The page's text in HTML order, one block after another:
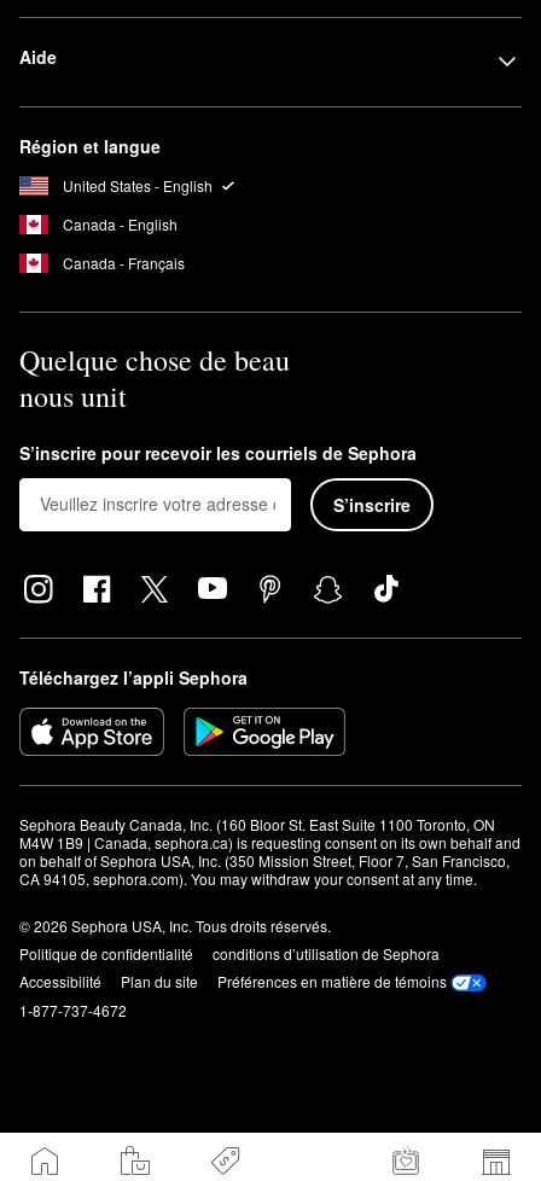
Aide
Région et langue
United States - English
Canada - English
Canada - Français
Quelque chose de beau
nous unit
S’inscrire pour recevoir les courriels de Sephora
S’inscrire
Téléchargez l’appli Sephora
Sephora Beauty Canada, Inc. (160 Bloor St. East Suite 1100 Toronto, ON
M4W 1B9 | Canada, sephora.ca) is requesting consent on its own behalf and
on behalf of Sephora USA, Inc. (350 Mission Street, Floor 7, San Francisco,
CA 94105, sephora.com). You may withdraw your consent at any time.
© 2026 Sephora USA, Inc. Tous droits réservés.
Politique de confidentialité
conditions d’utilisation de Sephora
Accessibilité
Plan du site
Préférences en matière de témoins
1-877-737-4672